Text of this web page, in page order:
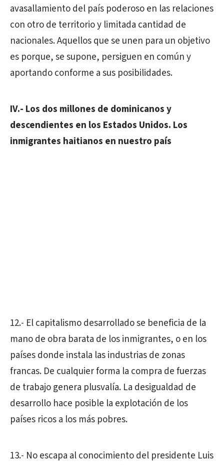
avasallamiento del país poderoso en las relaciones
con otro de territorio y limitada cantidad de
nacionales. Aquellos que se unen para un objetivo
es porque, se supone, persiguen en común y
aportando conforme a sus posibilidades.
IV.- Los dos millones de dominicanos y
descendientes en los Estados Unidos. Los
inmigrantes haitianos en nuestro país
12.- El capitalismo desarrollado se beneficia de la
mano de obra barata de los inmigrantes, o en los
países donde instala las industrias de zonas
francas. De cualquier forma la compra de fuerzas
de trabajo genera plusvalía. La desigualdad de
desarrollo hace posible la explotación de los
países ricos a los más pobres.
13.- No escapa al conocimiento del presidente Luis